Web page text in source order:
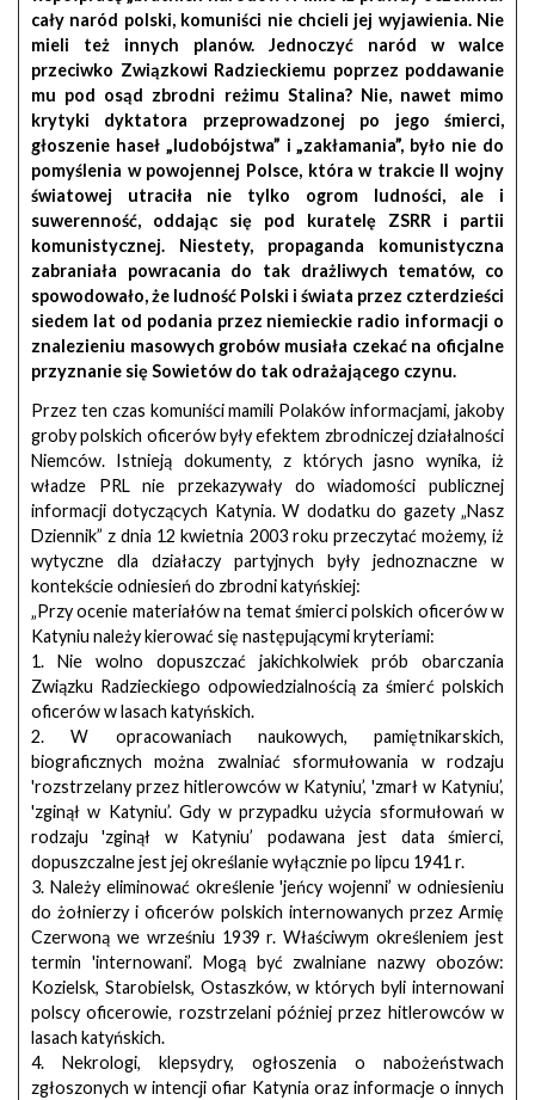
cały naród polski, komuniści nie chcieli jej wyjawienia. Nie
mieli też innych planów. Jednoczyć naród w walce
przeciwko Związkowi Radzieckiemu poprzez poddawanie
mu pod osąd zbrodni reżimu Stalina? Nie, nawet mimo
krytyki dyktatora przeprowadzonej po jego śmierci,
głoszenie haseł „ludobójstwa” i „zakłamania”, było nie do
pomyślenia w powojennej Polsce, która w trakcie II wojny
światowej utraciła nie tylko ogrom ludności, ale i
suwerenność, oddając się pod kuratelę ZSRR i partii
komunistycznej. Niestety, propaganda komunistyczna
zabraniała powracania do tak drażliwych tematów, co
spowodowało, że ludność Polski i świata przez czterdzieści
siedem lat od podania przez niemieckie radio informacji o
znalezieniu masowych grobów musiała czekać na oficjalne
przyznanie się Sowietów do tak odrażającego czynu.
Przez ten czas komuniści mamili Polaków informacjami, jakoby
groby polskich oficerów były efektem zbrodniczej działalności
Niemców. Istnieją dokumenty, z których jasno wynika, iż
władze PRL nie przekazywały do wiadomości publicznej
informacji dotyczących Katynia. W dodatku do gazety „Nasz
Dziennik” z dnia 12 kwietnia 2003 roku przeczytać możemy, iż
wytyczne dla działaczy partyjnych były jednoznaczne w
kontekście odniesień do zbrodni katyńskiej:
„Przy ocenie materiałów na temat śmierci polskich oficerów w
Katyniu należy kierować się następującymi kryteriami:
1. Nie wolno dopuszczać jakichkolwiek prób obarczania
Związku Radzieckiego odpowiedzialnością za śmierć polskich
oficerów w lasach katyńskich.
2. W opracowaniach naukowych, pamiętnikarskich,
biograficznych można zwalniać sformułowania w rodzaju
'rozstrzelany przez hitlerowców w Katyniu’, 'zmarł w Katyniu’,
'zginął w Katyniu’. Gdy w przypadku użycia sformułowań w
rodzaju 'zginął w Katyniu’ podawana jest data śmierci,
dopuszczalne jest jej określanie wyłącznie po lipcu 1941 r.
3. Należy eliminować określenie 'jeńcy wojenni’ w odniesieniu
do żołnierzy i oficerów polskich internowanych przez Armię
Czerwoną we wrześniu 1939 r. Właściwym określeniem jest
termin 'internowani’. Mogą być zwalniane nazwy obozów:
Kozielsk, Starobielsk, Ostaszków, w których byli internowani
polscy oficerowie, rozstrzelani później przez hitlerowców w
lasach katyńskich.
4. Nekrologi, klepsydry, ogłoszenia o nabożeństwach
zgłoszonych w intencji ofiar Katynia oraz informacje o innych